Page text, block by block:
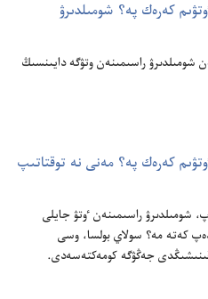
كە‌رە‌ك پە؟‏ شومىلدىرۋ
شومىلدىرۋ راسىمىنە‌ن وتۋگە دايىنسىڭ
كە‌رە‌ك پە؟‏ مە‌نى نە توقتاتىپ
شومىلدىرۋ راسىمىنە‌ن ٶتۋ جايلى
كە‌تە مە؟‏ سولاي بولسا،‏ وسى
جە‌ڭۋگە كومە‌كتە‌سە‌دى.‏